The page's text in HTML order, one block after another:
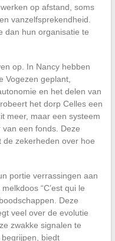
op afstand, soms
vanzelfsprekendheid.
dan hun organisatie te
op. In Nancy hebben
Vogezen geplant,
en het delen van
het dorp Celles een
meer, maar een systeem
een fonds. Deze
de zekerheden over hoe
portie verrassingen aan
“C’est qui le
Deze
veel over de evolutie
zwakke signalen te
biedt